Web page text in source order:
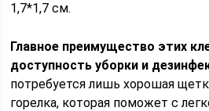
1,7*1,7 см.
Главное преимущество этих
доступность уборки и
потребуется лишь хорошая
горелка, которая поможет с